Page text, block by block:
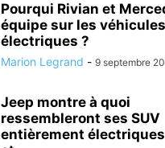
Pourqui Rivian et
équipe sur les véhicules
électriques ?
Marion Legrand - 9 septembre
Jeep montre à quoi
ressembleront ses SUV
entièrement électriques